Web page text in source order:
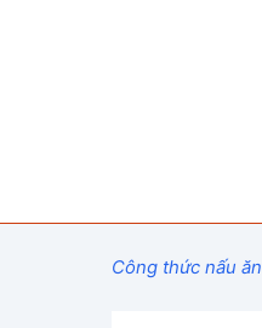
Công thức nấu ăn